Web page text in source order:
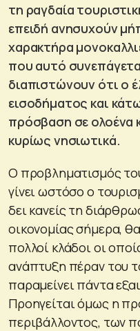
τη ραγδαία
επειδή ανησυχούν
χαρακτήρα
που αυτό
διαπιστώνουν ότι ο
εισοδήματος και
πρόσβαση σε ολοένα
κυρίως νησιωτικά.
Ο προβληματισμός
γίνει ωστόσο ο
δει κανείς τη
οικονομίας σήμερα,
πολλοί κλάδοι οι
ανάπτυξη πέραν του
παραμείνει πάντα
Προηγείται όμως η
περιβάλλοντος, των